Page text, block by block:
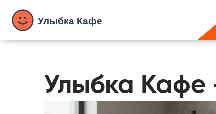
Улыбка Кафе